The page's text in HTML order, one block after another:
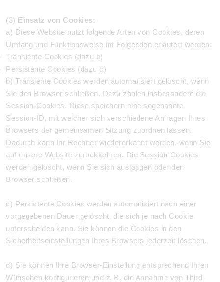
(3) Einsatz von Cookies:
a) Diese Website nutzt folgende Arten von Cookies, deren
Umfang und Funktionsweise im Folgenden erläutert werden:
Transiente Cookies (dazu b)
Persistente Cookies (dazu c)
b) Transiente Cookies werden automatisiert gelöscht, wenn
Sie den Browser schließen. Dazu zählen insbesondere die
Session-Cookies. Diese speichern eine sogenannte
Session-ID, mit welcher sich verschiedene Anfragen Ihres
Browsers der gemeinsamen Sitzung zuordnen lassen.
Dadurch kann Ihr Rechner wiedererkannt werden, wenn Sie
auf unsere Website zurückkehren. Die Session-Cookies
werden gelöscht, wenn Sie sich ausloggen oder den
Browser schließen.
c) Persistente Cookies werden automatisiert nach einer
vorgegebenen Dauer gelöscht, die sich je nach Cookie
unterscheiden kann. Sie können die Cookies in den
Sicherheitseinstellungen Ihres Browsers jederzeit löschen.
d) Sie können Ihre Browser-Einstellung entsprechend Ihren
Wünschen konfigurieren und z. B. die Annahme von Third-